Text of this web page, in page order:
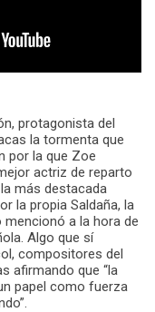
protagonista del
la tormenta que
por la que Zoe
actriz de reparto
más destacada
la propia Saldaña, la
a la hora de
Algo que sí
compositores del
afirmando que “la
papel como fuerza